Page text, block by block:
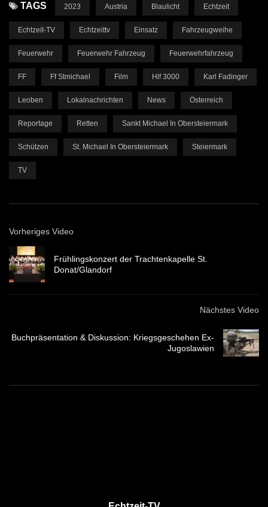
TAGS 2023 Austria Blaulicht Echtzeit
Echtzeit-TV Echtzeittv Einsatz Fahrzeugweihe
Feuerwehr Feuerwehr Fahrzeug Feuerwehrfahrzeug
FF Ff Stmichael Film Hlf 3000 Karl Fadinger
Leoben Lokalnachrichten News Österreich
Reportage Retten Sankt Michael In Obersteiermark
Schützen St. Michael In Obersteiermark Steiermark
TV
Vorheriges Video
Frühlingskonzert der Trachtenkapelle St.
Donat/Glandorf
Nächstes Video
Buchpräsentation & Diskussion: Kriegsgeschehen Ex-
Jugoslawien